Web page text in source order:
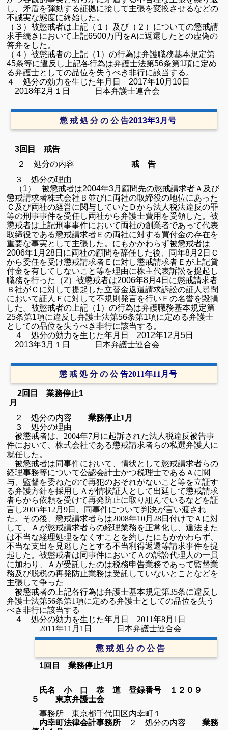
し、矛盾を弾劾する証拠に接して主張を変換させるなどの
不誠実な態度に終始した。
（３）被懲戒者は上記（１）及び（２）についての懲戒請
求手続きにおいて上記6500万円をAに返還したとの虚偽の
答弁をした。
（４）被懲戒者の上記（1）の行為は弁護職務基本規定第
45条等に違反し上記各行為は弁護士法第56条第1項に定め
る弁護士としての品位を失うべき非行に該当する。
４ 処分の効力を生じた年月日 2017年10月10日
2018年2月１日 日本弁護士連合会
懲 戒 処 分 の 公 告2013年3月号
3回目 戒告
２ 処分の内容
戒 告
３ 処分の理由
（1）
被懲戒者は2004年3月顧問先の懲戒請求者Ａ及び
懲戒請求者株式会社Ｂ並びに両社の取締役の地位にあった
Ｃ及び両社の経営に関与していたＤから法人税法違反の罪
等の刑事事件を受任し両社から弁護士費用を受領した。被
懲戒者は上記刑事事件において両社の創業者であって代表
取締役である懲戒請求者Ｅの両社に対する買付金の存在を
重要な事実として主張した。にもかかわらず被懲戒者は
2006年1 月 28日に両社の顧問を辞任した後、同年8月 2 日Ｃ
から委任を受け懲戒請求者Ｅに対し懲戒請求者Ｅが上記貸
付金を有してしないこと等を理由に株主代表訴訟を提起し
職務を行った（2）被懲戒者は2006年8月4日に懲戒請求者
Ｂ社がＣに対して提起した立替金返還請求訴訟の証人尋問
において証人Ｆに対して不規則発言を行いＦの名誉を毀損
した。被懲戒者の上記（1）の行為は弁護職務基本規定第
25条第1項に違反し弁護士法第56条第1項に定める弁護士
としての品位を失うべき非行に該当する。
４ 処分の効力を生じた年月日 2012年12 月5日
2013年3月１日 日本弁護士連合会
懲 戒 処 分 の 公告2011年11 月号
2回目 業務停止1
月
２ 処分の内容業務停止1 月
３ 処分の理由
被懲戒者は、 2004年7月に起訴された法人税違反被告事
件において、株式会社である懲戒請求者らの私選弁護人に
就任した。
被懲戒者は同事件において、情状として懲戒請求者らの
経理事務等について公認会計士かつ税理士であるＡに関
与、監督を委ねたので再犯のおそれがないこと等を立証す
る弁護方針を採用しＡが情状証人として出廷して懲戒請求
者らから依頼を受けて再発防止に取り組んでいるなどを証
言し2005年12 月9日、同事件について判決が言い渡され
た。その後、懲戒請求者らは2008年10月 28日付けでＡに対
して、Ａが懲戒請求者らの経理業務を正常化し、違法また
は不当な経理処理をなくすことを約したにもかかわらず、
不当な支出を見逃したとする不当利得返還等請求事件を提
起した。被懲戒者は同事件においてＡの訴訟代理人の一員
に加わり、Ａが受託したのは税務申告業務であって監督業
務及び脱税の再発防止業務は受託していないとことなどを
主張して争った
被懲戒者の上記各行為は弁護士基本規定第35条に違反し
弁護士法第56条第1項に定める弁護士としての品位を失う
べき非行に該当する
４ 処分の効力を生じた年月日 2011年8月 1 日
2011年11 月 1 日 日本弁護士連合会
懲 戒 処 分 の 公 告
1回目 業務停止1月
氏名小 口 恭 道 登録番号 １２０９
５ 東京弁護士会
事務所 東京都千代田区内幸町１
内幸町法律会計事務所
２ 処分の内容
業務